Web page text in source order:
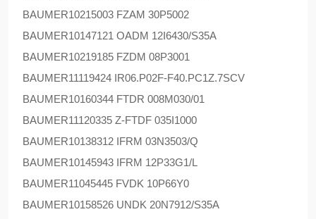
BAUMER10215003 FZAM 30P5002
BAUMER10147121 OADM 12I6430/S35A
BAUMER10219185 FZDM 08P3001
BAUMER11119424 IR06.P02F-F40.PC1Z.7SCV
BAUMER10160344 FTDR 008M030/01
BAUMER11120335 Z-FTDF 035I1000
BAUMER10138312 IFRM 03N3503/Q
BAUMER10145943 IFRM 12P33G1/L
BAUMER11045445 FVDK 10P66Y0
BAUMER10158526 UNDK 20N7912/S35A